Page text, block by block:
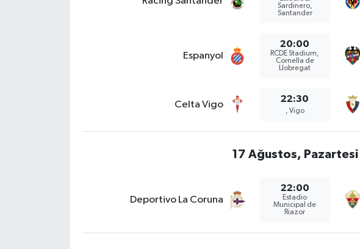
Sardinero,
Santander
Espanyol
20:00
RCDE Stadium,
Cornella de
Llobregat
Celta Vigo
22:30
, Vigo
17 Ağustos, Pazartesi
Deportivo La Coruna
22:00
Estadio
Municipal de
Riazor